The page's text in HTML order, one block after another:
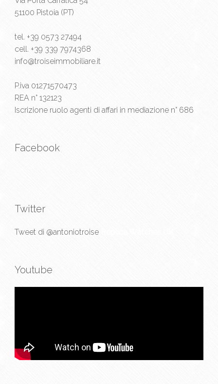
51100 Pistoia (PT)
tel. +39 0573 27494
cell. +39 339 7974368
info@troiseimmobiliare.it
P.iva 01271570473
REA n° 132123
Iscrizione ruolo agenti di affari in mediazione n° 686
Facebook
Twitter
Tweet di @antoniotroise
Youtube